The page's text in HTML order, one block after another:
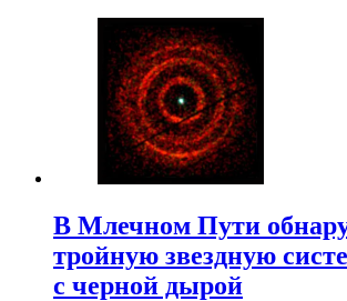
В Млечном Пути
тройную звездную
с черной дырой